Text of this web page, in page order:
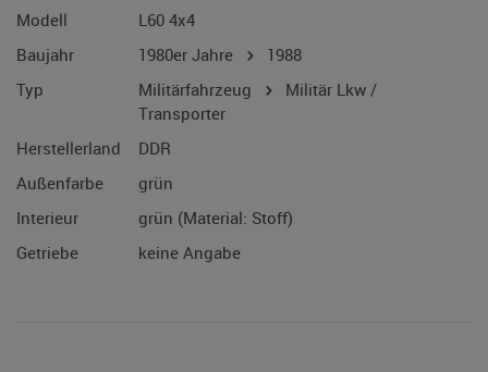
Modell
L60 4x4
Baujahr
1980er Jahre
1988
Typ
Militärfahrzeug
Militär Lkw /
Transporter
Herstellerland
DDR
Außenfarbe
grün
Interieur
grün (Material: Stoff)
Getriebe
keine Angabe